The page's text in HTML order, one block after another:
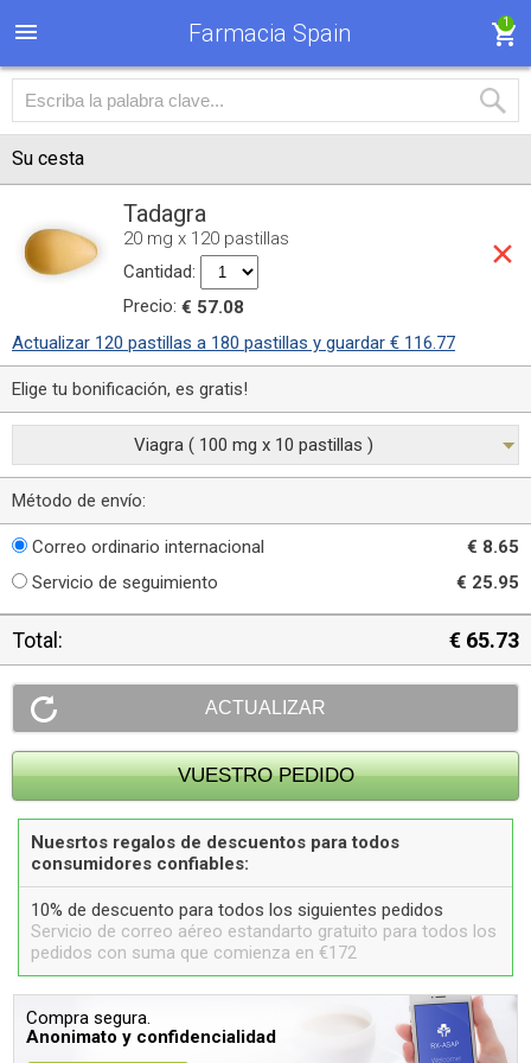
Farmacia Spain 1
Su cesta
Tadagra
20 mg x 120 pastillas
Cantidad:
Precio: € 57.08
Actualizar 120 pastillas a 180 pastillas y guardar € 116.77
Elige tu bonificación, es gratis!
Viagra ( 100 mg x 10 pastillas )
Método de envío:
Correo ordinario internacional
€ 8.65
Servicio de seguimiento
€ 25.95
Total: € 65.73
Nuesrtos regalos de descuentos para todos
consumidores confiables:
10% de descuento para todos los siguientes pedidos
Servicio de correo aéreo estandarto gratuito para todos los
pedidos con suma que comienza en €172
Compra segura.
Anonimato y confidencialidad